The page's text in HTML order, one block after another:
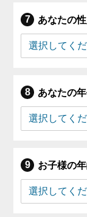
あなたの
あなたの
お子様の